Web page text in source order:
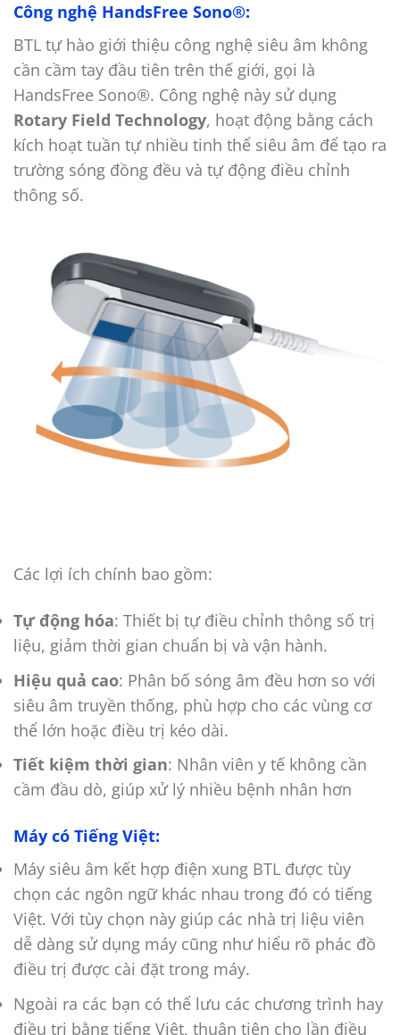
Công nghệ HandsFree Sono®:
BTL tự hào giới thiệu công nghệ siêu âm không
cần cầm tay đầu tiên trên thế giới, gọi là
HandsFree Sono®. Công nghệ này sử dụng
Rotary Field Technology, hoạt động bằng cách
kích hoạt tuần tự nhiều tinh thể siêu âm để tạo ra
trường sóng đồng đều và tự động điều chỉnh
thông số.
Các lợi ích chính bao gồm:
Tự động hóa: Thiết bị tự điều chỉnh thông số trị
liệu, giảm thời gian chuẩn bị và vận hành.
Hiệu quả cao: Phân bố sóng âm đều hơn so với
siêu âm truyền thống, phù hợp cho các vùng cơ
thể lớn hoặc điều trị kéo dài.
Tiết kiệm thời gian: Nhân viên y tế không cần
cầm đầu dò, giúp xử lý nhiều bệnh nhân hơn
Máy có Tiếng Việt:
Máy siêu âm kết hợp điện xung BTL được tùy
chọn các ngôn ngữ khác nhau trong đó có tiếng
Việt. Với tùy chọn này giúp các nhà trị liệu viên
dễ dàng sử dụng máy cũng như hiểu rõ phác đồ
điều trị được cài đặt trong máy.
Ngoài ra các bạn có thể lưu các chương trình hay
điều trị bằng tiếng Việt, thuận tiện cho lần điều